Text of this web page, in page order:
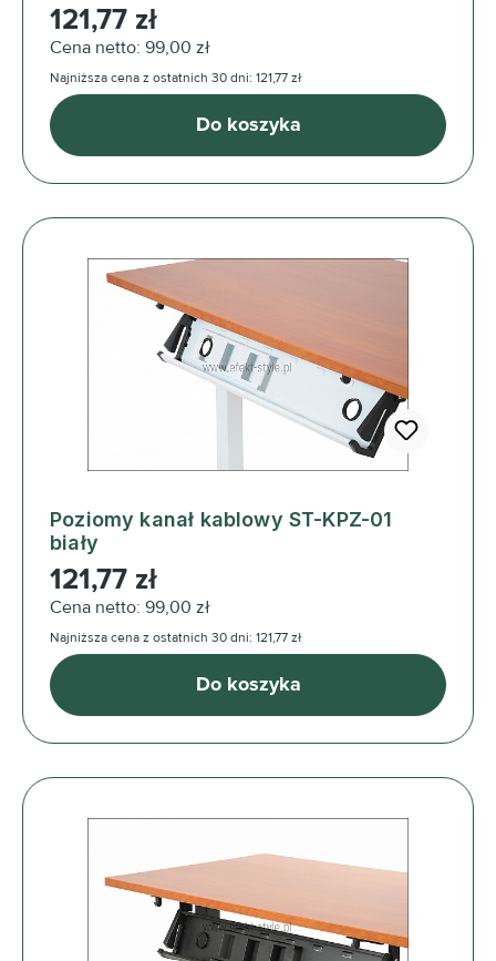
Cena regularna:
121,77 zł
Cena netto: 99,00 zł
Najniższa cena z ostatnich 30 dni: 121,77 zł
Do koszyka
Poziomy kanał kablowy ST-KPZ-01
biały
Cena regularna:
121,77 zł
Cena netto: 99,00 zł
Najniższa cena z ostatnich 30 dni: 121,77 zł
Do koszyka